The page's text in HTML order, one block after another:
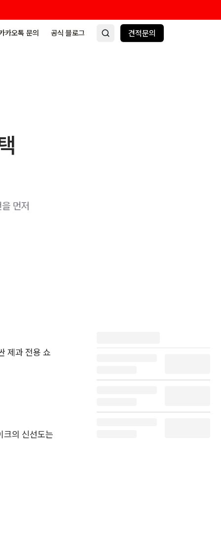
카오톡 문의 공식 블로그 견적문의
먼저
제과 전용 쇼
크의 신선도는